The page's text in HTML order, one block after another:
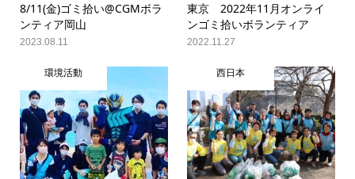
8/11(金)ゴミ拾い@CGMボラ
ンティア岡山
2023.08.11
東京 2022年11月オンライ
ンゴミ拾いボランティア
2022.11.27
環境活動 西日本